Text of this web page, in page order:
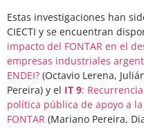
Estas investigaciones han
CIECTI y se encuentran
impacto del FONTAR en el
empresas industriales
ENDEI? (Octavio Lerena,
Pereira) y el IT 9:
política pública de apoyo a
FONTAR (Mariano Pereira,